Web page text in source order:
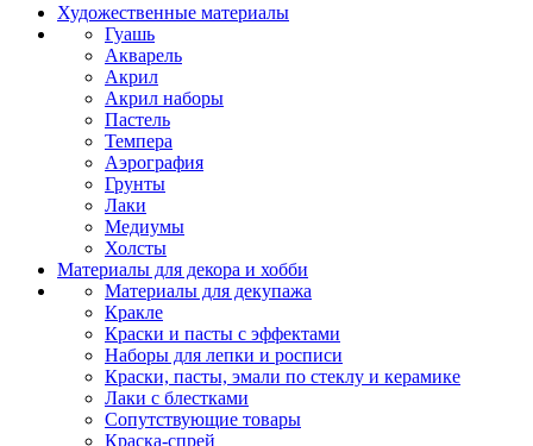
Художественные материалы
Гуашь
Акварель
Акрил
Акрил наборы
Пастель
Темпера
Аэрография
Грунты
Лаки
Медиумы
Холсты
Материалы для декора и хобби
Материалы для декупажа
Кракле
Краски и пасты с эффектами
Наборы для лепки и росписи
Краски, пасты, эмали по стеклу и керамике
Лаки с блестками
Сопутствующие товары
Краска-спрей